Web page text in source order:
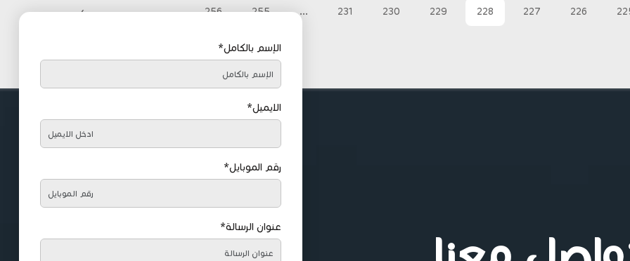
226
227
228
229
230
231
...
255
256
›
الإسم بالكامل*
الايميل*
رقم الموبايل*
عنوان الرسالة*